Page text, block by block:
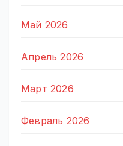
Май 2026
Апрель 2026
Март 2026
Февраль 2026